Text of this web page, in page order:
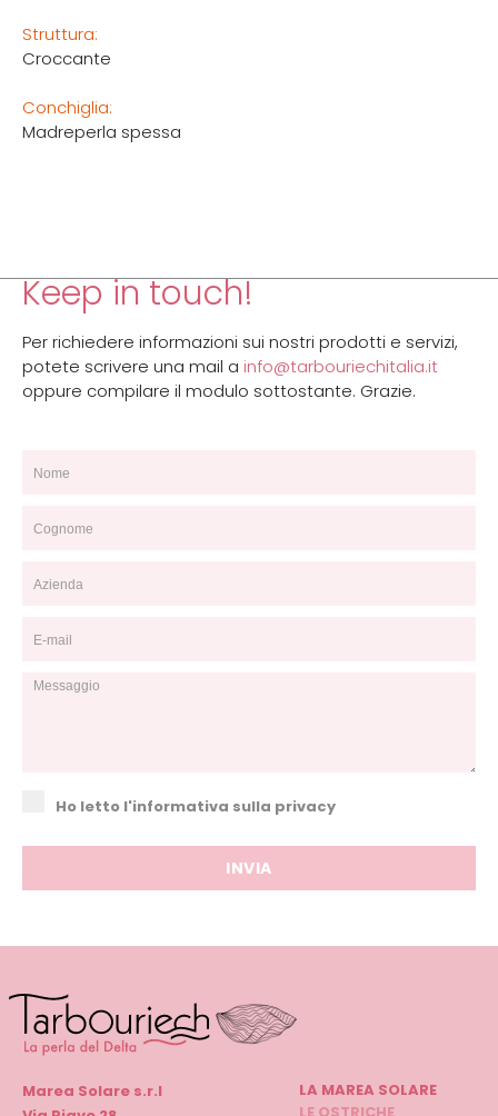
Struttura:
Croccante
Conchiglia:
Madreperla spessa
Keep in touch!
Per richiedere informazioni sui nostri prodotti e servizi,
potete scrivere una mail a info@tarbouriechitalia.it
oppure compilare il modulo sottostante. Grazie.
Ho letto l'informativa sulla privacy
Marea Solare s.r.l
LA MAREA SOLARE